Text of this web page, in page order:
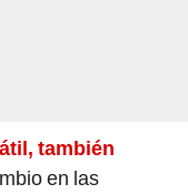
también
en las